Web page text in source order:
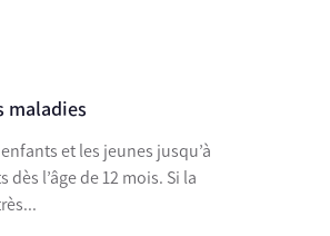
maladies
et les jeunes jusqu’à
l’âge de 12 mois. Si la